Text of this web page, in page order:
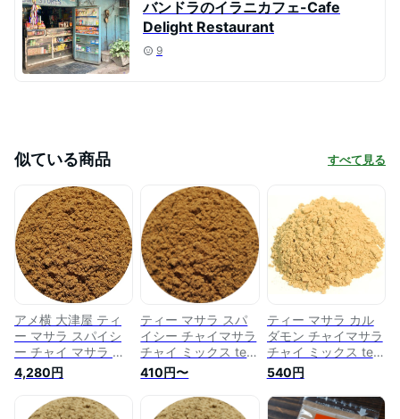
バンドラのイラニカフェ-Cafe
Delight Restaurant
9
似ている商品 すべて見る
アメ横 大津屋 ティ
ー マサラ スパイシ
ー チャイ マサラ チ
ャイ chai 紅茶 ミル
クティー マサラ チ
ャイマサラ ティーマ
4,280円
ティー マサラ スパ
イシー チャイマサラ
チャイ ミックス tea
chai masala 紅茶 ミ
ルクティー マサラ
チャイマサラ ティー
410円〜
ティー マサラ カル
ダモン チャイマサラ
チャイ ミックス tea
chai masala 紅茶 ミ
ルクティー マサラ
チャイマサラ ティー
540円